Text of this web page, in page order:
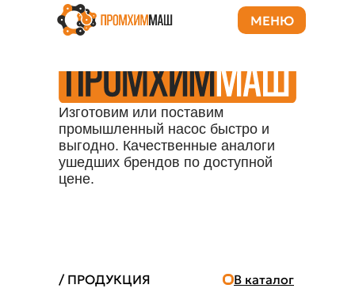
МЕНЮ
Изготовим или поставим
промышленный насос быстро и
выгодно. Качественные аналоги
ушедших брендов по доступной
цене.
/ ПРОДУКЦИЯ В каталог